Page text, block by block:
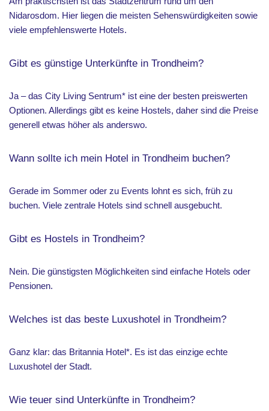
Nidarosdom. Hier liegen die meisten Sehenswürdigkeiten sowie
viele empfehlenswerte Hotels.
Gibt es günstige Unterkünfte in Trondheim?
Ja – das City Living Sentrum* ist eine der besten preiswerten
Optionen. Allerdings gibt es keine Hostels, daher sind die Preise
generell etwas höher als anderswo.
Wann sollte ich mein Hotel in Trondheim buchen?
Gerade im Sommer oder zu Events lohnt es sich, früh zu
buchen. Viele zentrale Hotels sind schnell ausgebucht.
Gibt es Hostels in Trondheim?
Nein. Die günstigsten Möglichkeiten sind einfache Hotels oder
Pensionen.
Welches ist das beste Luxushotel in Trondheim?
Ganz klar: das Britannia Hotel*. Es ist das einzige echte
Luxushotel der Stadt.
Wie teuer sind Unterkünfte in Trondheim?